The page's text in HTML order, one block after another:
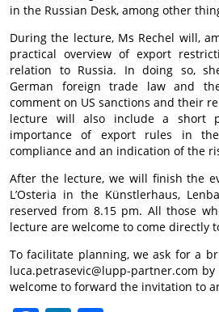
in the Russian Desk, among other
During the lecture, Ms Rechel will,
practical overview of export
relation to Russia. In doing so,
German foreign trade law and
comment on US sanctions and their
lecture will also include a short
importance of export rules in
compliance and an indication of the
After the lecture, we will finish the
L’Osteria in the Künstlerhaus,
reserved from 8.15 pm. All those
lecture are welcome to come directly
To facilitate planning, we ask for a
luca.petrasevic@lupp-partner.com
welcome to forward the invitation to